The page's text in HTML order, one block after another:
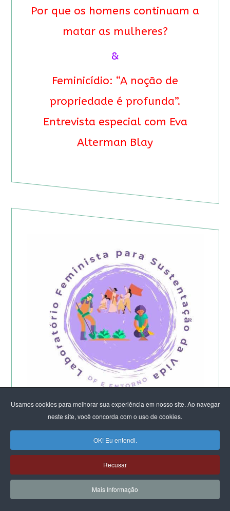
Usamos cookies para melhorar sua experiência em nosso site. Ao navegar
neste site, você concorda com o uso de cookies.
OK! Eu entendi.
Recusar
Mais Informação
Por que os homens continuam a
matar as mulheres?
&
Feminicídio: “A noção de
propriedade é profunda”.
Entrevista especial com Eva
Alterman Blay
Laboratório Feminista do DF e Entorno -
2026